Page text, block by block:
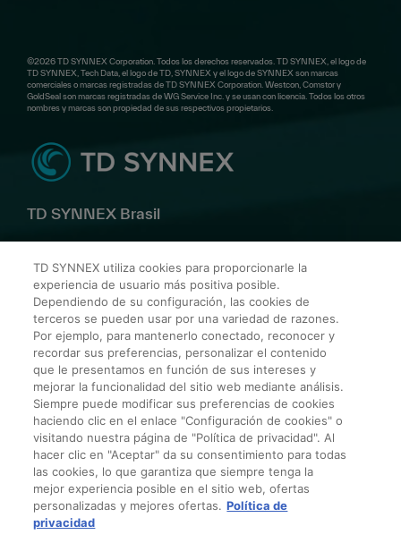
©2026 TD SYNNEX Corporation. Todos los derechos reservados. TD SYNNEX, el logo de
TD SYNNEX, Tech Data, el logo de TD, SYNNEX y el logo de SYNNEX son marcas
comerciales o marcas registradas de TD SYNNEX Corporation. Westcon, Comstor y
GoldSeal son marcas registradas de WG Service Inc. y se usan con licencia. Todos los otros
nombres y marcas son propiedad de sus respectivos propietarios.
TD SYNNEX Brasil
Av. Alfredo Egídio de Souza Aranha, 100 Bl B 10º andar –
Zip Code: 04726-170
Rua Victor Civita, 66 – Edif 5 , sala 302 – Barra da Tijuca
– Zip Code: 22.775-044
¡Contáctanos hoy!
Política de Privacidad para Terceros
Términos y Condiciones Generales de Venta
Condiciones de Tarjeta de Crédito
TD SYNNEX utiliza cookies para proporcionarle la
experiencia de usuario más positiva posible.
Dependiendo de su configuración, las cookies de
terceros se pueden usar por una variedad de razones.
Por ejemplo, para mantenerlo conectado, reconocer y
recordar sus preferencias, personalizar el contenido
que le presentamos en función de sus intereses y
mejorar la funcionalidad del sitio web mediante análisis.
Siempre puede modificar sus preferencias de cookies
haciendo clic en el enlace "Configuración de cookies" o
visitando nuestra página de "Política de privacidad". Al
hacer clic en "Aceptar" da su consentimiento para todas
las cookies, lo que garantiza que siempre tenga la
mejor experiencia posible en el sitio web, ofertas
personalizadas y mejores ofertas. Política de
privacidad